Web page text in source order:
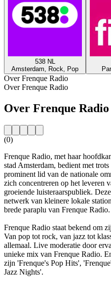
538 NL
Amsterdam, Rock, Pop
Over Frenque Radio
Over Frenque Radio
Over Frenque Radio
(0)
Frenque Radio, met haar
stad Amsterdam, bedient met
prominent lid van de nationale
zich concentreren op het leveren
groeiende luisteraarspubliek.
netwerk van kleinere lokale
brede paraplu van Frenque Radio.
Frenque Radio staat bekend om
Van pop tot rock, van jazz tot
allemaal. Live moderatie door
unieke mix van Frenque Radio.
zijn 'Frenque's Pop Hits',
Jazz Nights'.